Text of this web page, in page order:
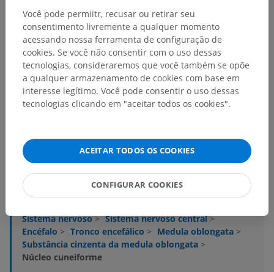
Hierarquia anatômica
Anatomia humana 2
Sistema nervoso> Sistema nervoso central>
Encéfalo > Tronco encefálico > Medula oblongata >
Substância cinzenta da medula oblongata >
Núcleo cuneiforme
Você pode permiitr, recusar ou retirar seu
consentimento livremente a qualquer momento
acessando nossa ferramenta de configuração de
cookies. Se você não consentir com o uso dessas
tecnologias, consideraremos que você também se opõe
a qualquer armazenamento de cookies com base em
interesse legítimo. Você pode consentir o uso dessas
tecnologias clicando em "aceitar todos os cookies".
ACEITAR TODOS OS COOKIES
CONFIGURAR COOKIES